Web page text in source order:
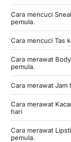
Cara mencuci
pemula.
Cara mencuci Tas
Cara merawat
pemula.
Cara merawat Jam
Cara merawat
hari
Cara merawat
pemula.